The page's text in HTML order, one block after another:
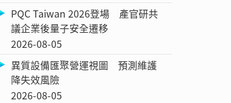
PQC Taiwan 2026登場 產官研共
議企業後量子安全遷移
2026-08-05
異質設備匯聚營運視圖 預測維護
降失效風險
2026-08-05